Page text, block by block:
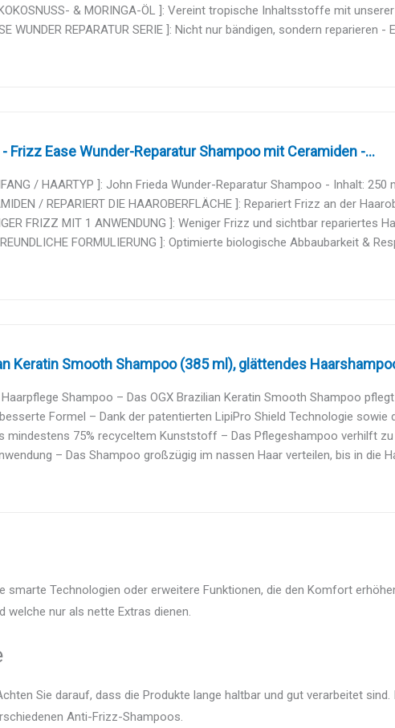
& MORINGA-ÖL ]: Vereint tropische Inhaltsstoffe mit
WUNDER REPARATUR SERIE ]: Nicht nur bändigen, sondern reparieren -
Frizz Ease Wunder-Reparatur Shampoo mit Ceramiden -...
/ HAARTYP ]: John Frieda Wunder-Reparatur Shampoo - Inhalt: 250
/ REPARIERT DIE HAAROBERFLÄCHE ]: Repariert Frizz an der
FRIZZ MIT 1 ANWENDUNG ]: Weniger Frizz und sichtbar repariertes
FORMULIERUNG ]: Optimierte biologische Abbaubarkeit &
Keratin Smooth Shampoo (385 ml), glättendes
Shampoo – Das OGX Brazilian Keratin Smooth Shampoo
Formel – Dank der patentierten LipiPro Shield Technologie sowie
mindestens 75% recyceltem Kunststoff – Das Pflegeshampoo verhilft zu
– Das Shampoo großzügig im nassen Haar verteilen, bis in die
Technologien oder erweitere Funktionen, die den Komfort
welche nur als nette Extras dienen.
Sie darauf, dass die Produkte lange haltbar und gut verarbeitet
Anti-Frizz-Shampoos.